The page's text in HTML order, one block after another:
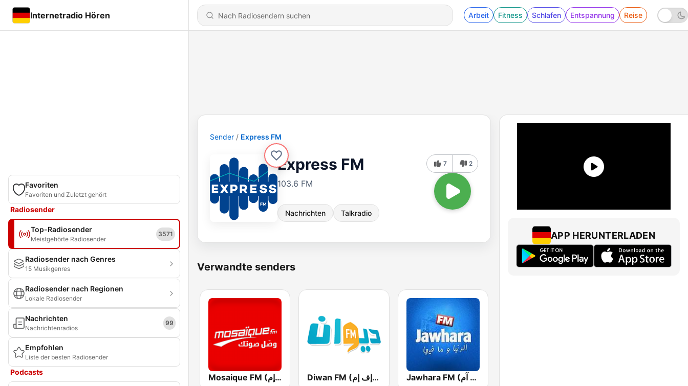
Internetradio Hören Arbeit Fitness Schlafen Entspannung Reise
Favoriten
Favoriten und Zuletzt gehört
Radiosender
Top-Radiosender
Meistgehörte Radiosender
3571
Radiosender nach Genres
15 Musikgenres
Radiosender nach Regionen
Lokale Radiosender
Nachrichten
Nachrichtenradios
99
Empfohlen
Liste der besten Radiosender
Podcasts
Sender Express FM
Express FM
103.6 FM
Nachrichten Talkradio
7 2
Verwandte senders
Mosaique FM (موزاييك إف إم) Diwan FM (ديوان إف إم) Jawhara FM (جوهرة أف آم)
APP HERUNTERLADEN